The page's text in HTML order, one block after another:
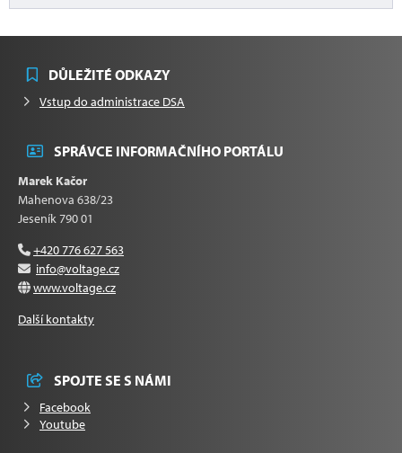
DŮLEŽITÉ ODKAZY
Vstup do administrace DSA
SPRÁVCE INFORMAČNÍHO PORTÁLU
Marek Kačor
Mahenova 638/23
Jeseník 790 01
+420 776 627 563
info@voltage.cz
www.voltage.cz
Další kontakty
SPOJTE SE S NÁMI
Facebook
Youtube